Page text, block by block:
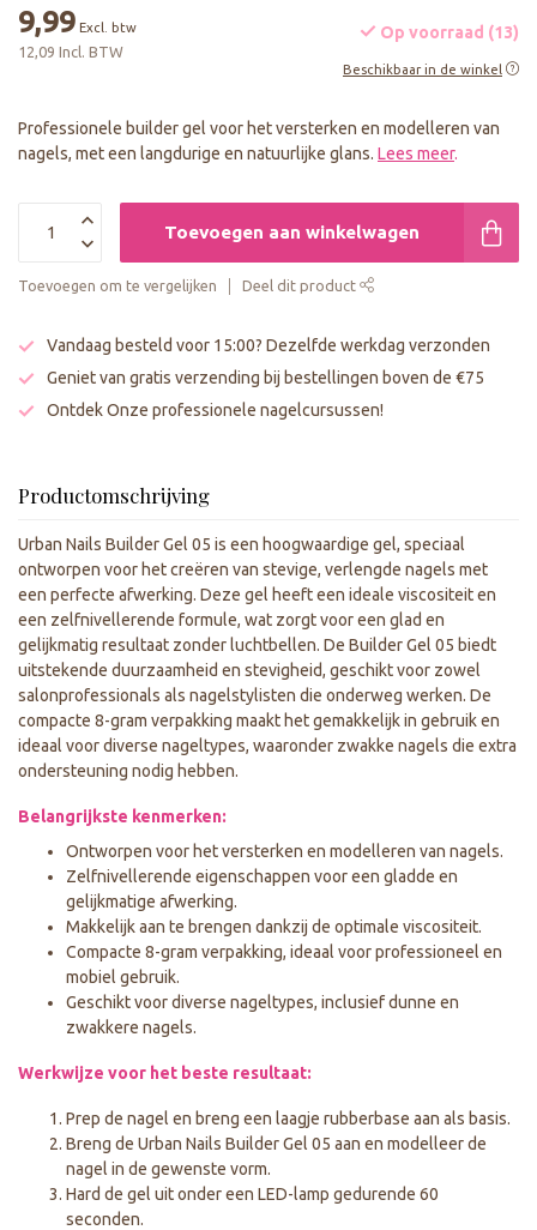
9,99 Excl. btw
12,09 Incl. BTW
Op voorraad (13)
Beschikbaar in de winkel
Professionele builder gel voor het versterken en modelleren van
nagels, met een langdurige en natuurlijke glans. Lees meer.
Toevoegen aan winkelwagen
Toevoegen om te vergelijken Deel dit product
Vandaag besteld voor 15:00? Dezelfde werkdag verzonden
Geniet van gratis verzending bij bestellingen boven de €75
Ontdek Onze professionele nagelcursussen!
Productomschrijving
Urban Nails Builder Gel 05 is een hoogwaardige gel, speciaal
ontworpen voor het creëren van stevige, verlengde nagels met
een perfecte afwerking. Deze gel heeft een ideale viscositeit en
een zelfnivellerende formule, wat zorgt voor een glad en
gelijkmatig resultaat zonder luchtbellen. De Builder Gel 05 biedt
uitstekende duurzaamheid en stevigheid, geschikt voor zowel
salonprofessionals als nagelstylisten die onderweg werken. De
compacte 8-gram verpakking maakt het gemakkelijk in gebruik en
ideaal voor diverse nageltypes, waaronder zwakke nagels die extra
ondersteuning nodig hebben.
Belangrijkste kenmerken:
Ontworpen voor het versterken en modelleren van nagels.
Zelfnivellerende eigenschappen voor een gladde en
gelijkmatige afwerking.
Makkelijk aan te brengen dankzij de optimale viscositeit.
Compacte 8-gram verpakking, ideaal voor professioneel en
mobiel gebruik.
Geschikt voor diverse nageltypes, inclusief dunne en
zwakkere nagels.
Werkwijze voor het beste resultaat:
Prep de nagel en breng een laagje rubberbase aan als basis.
Breng de Urban Nails Builder Gel 05 aan en modelleer de
nagel in de gewenste vorm.
Hard de gel uit onder een LED-lamp gedurende 60
seconden.